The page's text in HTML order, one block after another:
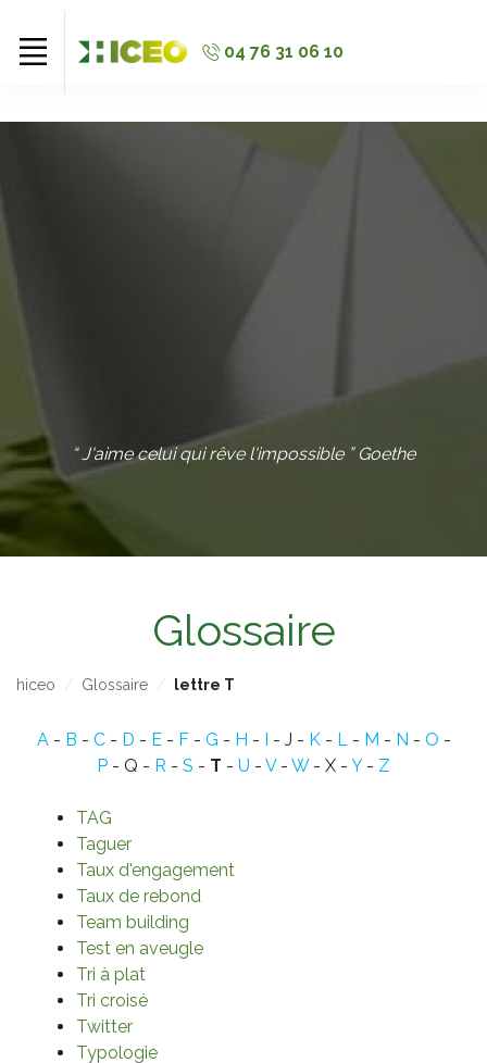
04 76 31 06 10
“ J'aime celui qui rêve l'impossible ” Goethe
Glossaire
hiceo Glossaire lettre T
A - B - C- D - E- F- G - H - I - J - K- L - M - N - O -
P - Q - R - S - T - U - V- W- X - Y- Z
TAG
Taguer
Taux d'engagement
Taux de rebond
Team building
Test en aveugle
Tri à plat
Tri croisé
Twitter
Typologie